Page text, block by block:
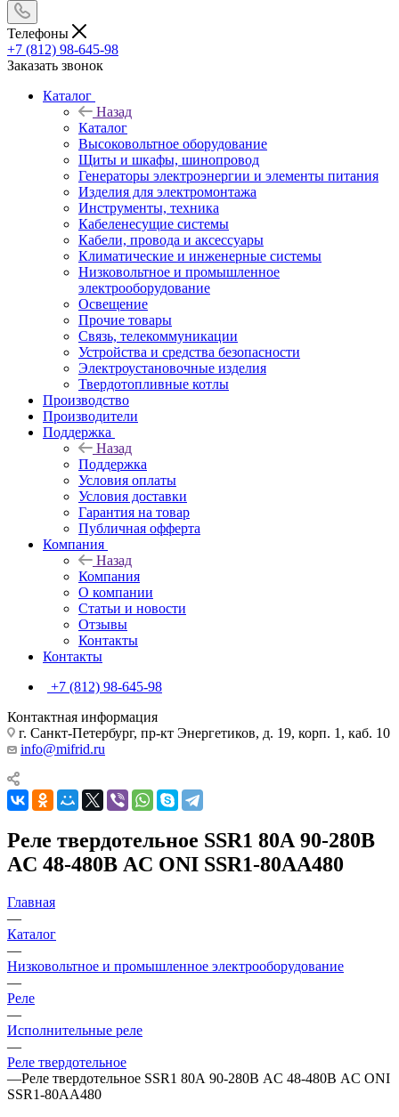
Телефоны
+7 (812) 98-645-98
Заказать звонок
Каталог
Назад
Каталог
Высоковольтное оборудование
Щиты и шкафы, шинопровод
Генераторы электроэнергии и элементы питания
Изделия для электромонтажа
Инструменты, техника
Кабеленесущие системы
Кабели, провода и аксессуары
Климатические и инженерные системы
Низковольтное и промышленное
электрооборудование
Освещение
Прочие товары
Связь, телекоммуникации
Устройства и средства безопасности
Электроустановочные изделия
Твердотопливные котлы
Производство
Производители
Поддержка
Назад
Поддержка
Условия оплаты
Условия доставки
Гарантия на товар
Публичная офферта
Компания
Назад
Компания
О компании
Статьи и новости
Отзывы
Контакты
Контакты
+7 (812) 98-645-98
Контактная информация
г. Санкт-Петербург, пр-кт Энергетиков, д. 19, корп. 1, каб. 10
info@mifrid.ru
Реле твердотельное SSR1 80А 90-280В
AC 48-480В AC ONI SSR1-80AA480
Главная
—
Каталог
—
Низковольтное и промышленное электрооборудование
—
Реле
—
Исполнительные реле
—
Реле твердотельное
—Реле твердотельное SSR1 80А 90-280В AC 48-480В AC ONI
SSR1-80AA480